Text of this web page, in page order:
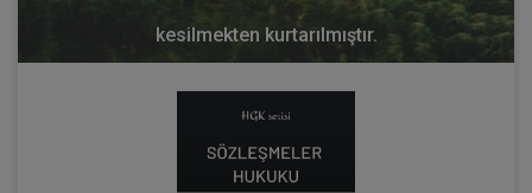
kesilmekten kurtarılmıştır.